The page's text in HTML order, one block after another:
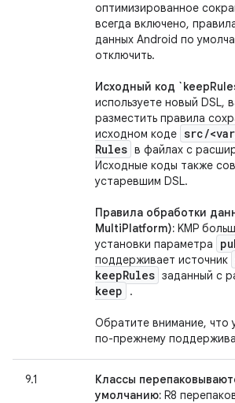
оптимизированное
всегда включено,
данных Android по
отключить.
Исходный код
используете новый DSL,
разместить правила
исходном коде src/
Rules в файлах с
Исходные коды также
устаревшим DSL.
Правила обработки
MultiPlatform): KMP
установки параметра
поддерживает источник
keepRules заданный с
keep
.
Обратите внимание, что
по-прежнему
9.1
Классы
умолчанию: R8